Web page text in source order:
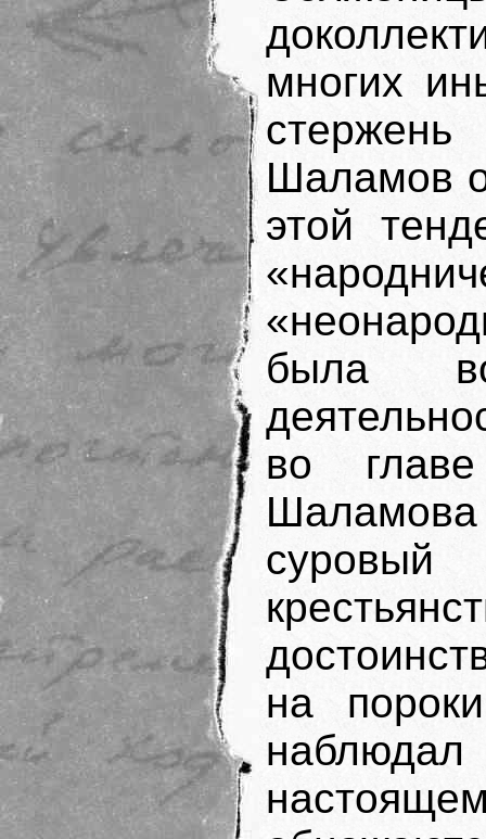
многих
Шаламов
этой
была
во
на